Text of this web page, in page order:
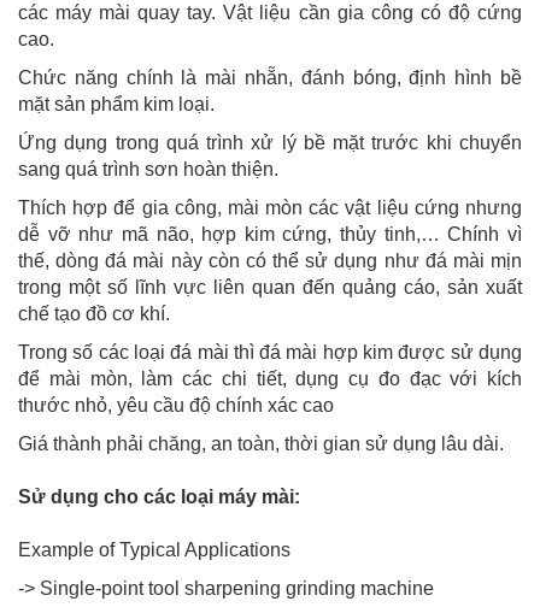
các máy mài quay tay. Vật liệu cần gia công có độ cứng
cao.
Chức năng chính là mài nhẵn, đánh bóng, định hình bề
mặt sản phẩm kim loại.
Ứng dụng trong quá trình xử lý bề mặt trước khi chuyển
sang quá trình sơn hoàn thiện.
Thích hợp để gia công, mài mòn các vật liệu cứng nhưng
dễ vỡ như mã não, hợp kim cứng, thủy tinh,… Chính vì
thế, dòng đá mài này còn có thể sử dụng như đá mài mịn
trong một số lĩnh vực liên quan đến quảng cáo, sản xuất
chế tạo đồ cơ khí.
Trong số các loại đá mài thì đá mài hợp kim được sử dụng
để mài mòn, làm các chi tiết, dụng cụ đo đạc với kích
thước nhỏ, yêu cầu độ chính xác cao
Giá thành phải chăng, an toàn, thời gian sử dụng lâu dài.
Sử dụng cho các loại máy mài:
Example of Typical Applications
-> Single-point tool sharpening grinding machine